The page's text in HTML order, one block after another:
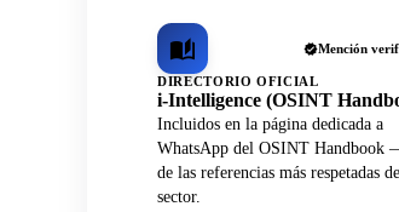
Mención
DIRECTORIO OFICIAL
i-Intelligence (OSINT
Incluidos en la página dedicada a
WhatsApp del OSINT Handbook
de las referencias más respetadas
sector.